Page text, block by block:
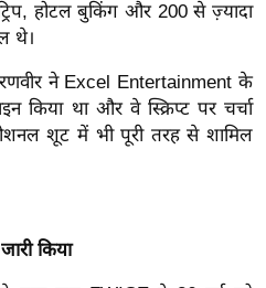
होटल बुकिंग और 200 से ज़्यादा
थे।
ने Excel Entertainment के
किया था और वे स्क्रिप्ट पर चर्चा
शूट में भी पूरी तरह से शामिल
किया